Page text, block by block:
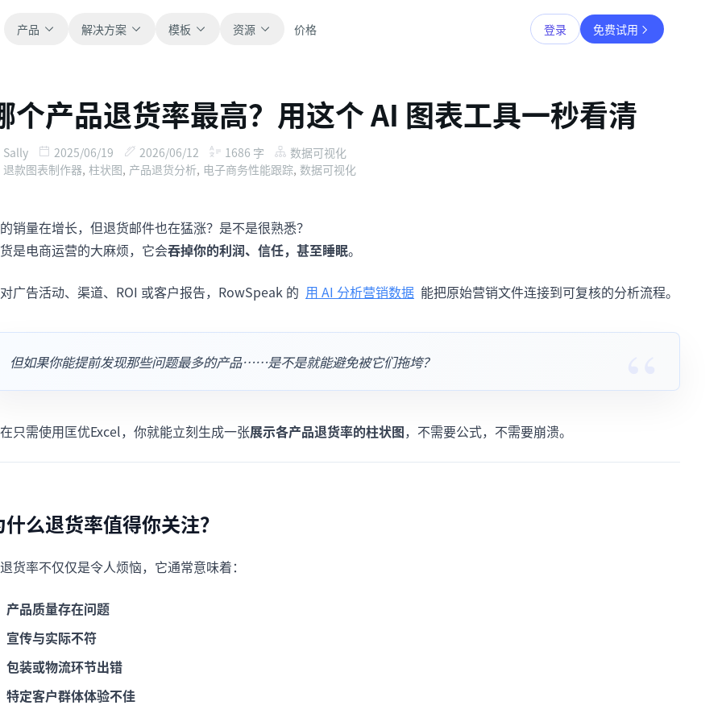
产品 解决方案 模板
全部
浏览全部可直接使用的表格模板。
财务
运营
支持销售管道、目标、预测和营收跟踪。
项目
管理里程碑、负责人、交付和进度。
分析
资源
博客
获取产品更新、案例和工作流灵感。
新手指南
帮助文档
用于分析、报表和清洗的实用提示词。
快速入门
帮助新用户和团队快速上手。
价格 登录 免费试用
个产品退货率最高？用这个 AI 图表工具一秒看清
Sally 2025/06/19 2026/06/12 1686 字
数据可视化
退款图表制作器, 柱状图, 产品退货分析, 电子商务性能跟踪, 数据可视化
销量在增长，但退货邮件也在猛涨？是不是很熟悉？
是电商运营的大麻烦，它会吞掉你的利润、信任，甚至睡眠。
广告活动、渠道、ROI 或客户报告，RowSpeak 的 用 AI 分析营销数据 能把原始营销文件连接到可复核的分析流程。
但如果你能提前发现那些问题最多的产品……是不是就能避免被它们拖垮？
只需使用匡优Excel，你就能立刻生成一张展示各产品退货率的柱状图，不需要公式，不需要崩溃。
什么退货率值得你关注？
货率不仅仅是令人烦恼，它通常意味着：
产品质量存在问题
宣传与实际不符
包装或物流环节出错
特定客户群体体验不佳